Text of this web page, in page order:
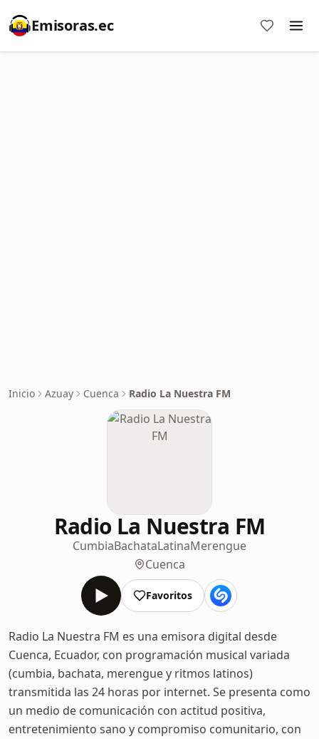
Emisoras.ec
Inicio Azuay Cuenca Radio La Nuestra FM
Radio La Nuestra FM
CumbiaBachataLatinaMerengue
Cuenca
Favoritos
Radio La Nuestra FM es una emisora digital desde
Cuenca, Ecuador, con programación musical variada
(cumbia, bachata, merengue y ritmos latinos)
transmitida las 24 horas por internet. Se presenta como
un medio de comunicación con actitud positiva,
entretenimiento sano y compromiso comunitario, con